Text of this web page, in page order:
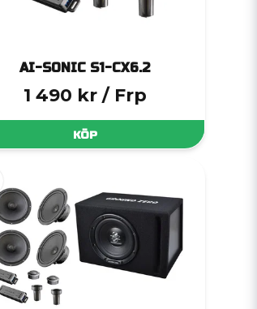
AI-SONIC S1-CX6.2
1 490 kr / Frp
KÖP